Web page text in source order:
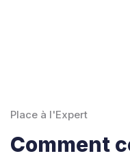
Place à l'Expert
Comment